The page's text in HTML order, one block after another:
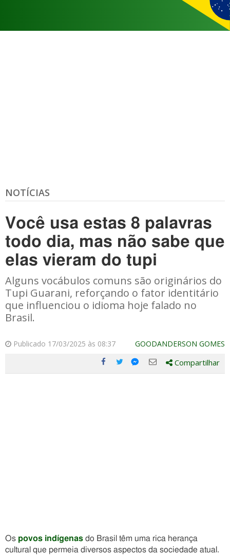
NOTÍCIAS
Você usa estas 8 palavras
todo dia, mas não sabe que
elas vieram do tupi
Alguns vocábulos comuns são originários do
Tupi Guarani, reforçando o fator identitário
que influenciou o idioma hoje falado no
Brasil.
Publicado 17/03/2025 às 08:37 GOODANDERSON GOMES
Compartilhe
Compartilhe
Compartilhe
Compartilhe
Compartilhar
Os povos indígenas do Brasil têm uma rica herança
cultural que permeia diversos aspectos da sociedade atual.